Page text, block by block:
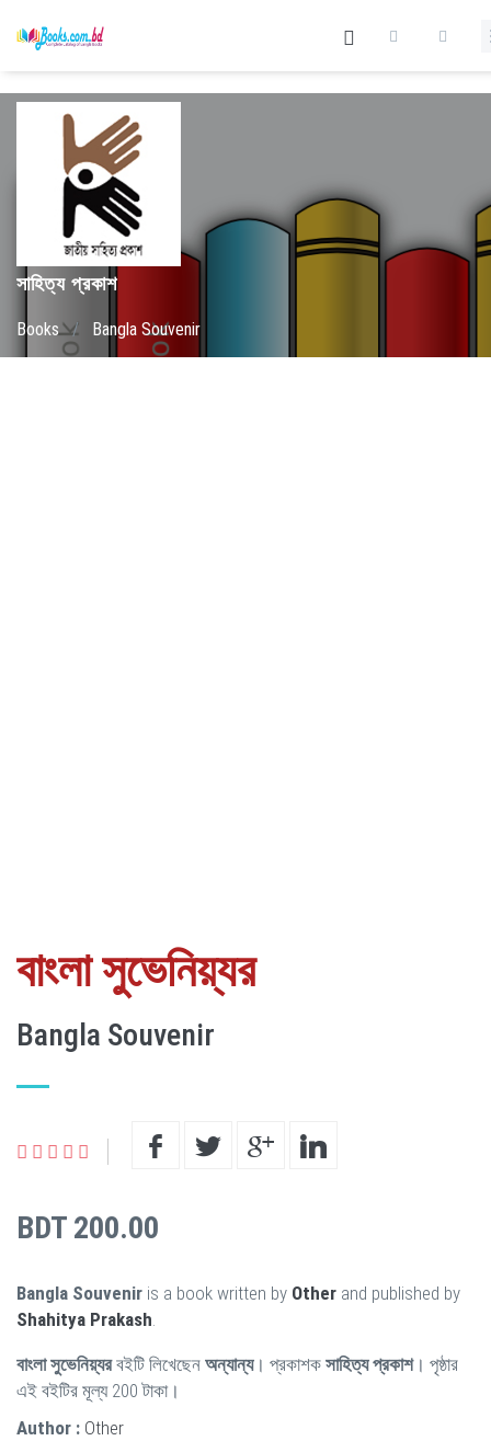
সাহিত্য প্রকাশ
Books / Bangla Souvenir
বাংলা সুভেনিয়্যর
Bangla Souvenir
BDT 200.00
Bangla Souvenir is a book written by Other and published by
Shahitya Prakash
বাংলা সুভেনিয়্যরবইটি লিখেছেন অন্যান্য। প্রকাশক সাহিত্য প্রকাশ। পৃষ্ঠার
এই বইটির মূল্য 200 টাকা।
Author : Other